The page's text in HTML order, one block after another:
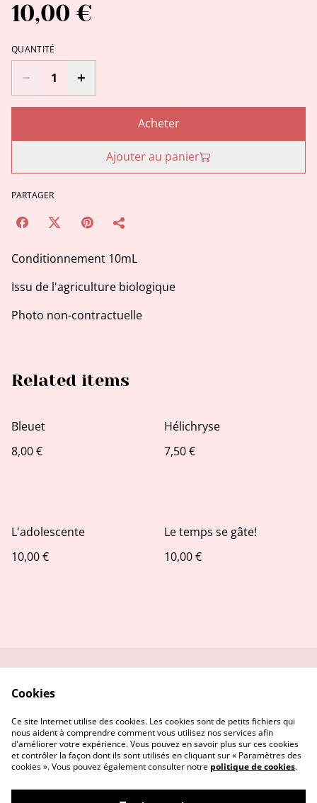
10,00 €
QUANTITÉ
Acheter
Ajouter au panier
PARTAGER
Conditionnement 10mL
Issu de l'agriculture biologique
Photo non-contractuelle
Related items
Bleuet
8,00 €
Hélichryse
7,50 €
L'adolescente
10,00 €
Le temps se gâte!
10,00 €
confidentialité
Cookies
Ce site Internet utilise des cookies. Les cookies sont de petits fichiers qui
nous aident à comprendre comment vous utilisez nos services afin
d'améliorer votre expérience. Vous pouvez en savoir plus sur ces cookies
et contrôler la façon dont ils sont utilisés en cliquant sur « Paramètres des
cookies ». Vous pouvez également consulter notre politique de cookies.